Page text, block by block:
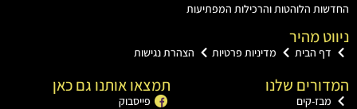
הלוהטות והרכילות המפתיעות
מהיר
הבית מדיניות פרטיות הצהרת נגישות
שלנו
קים
תמצאו אותנו גם כאן
פייסבוק